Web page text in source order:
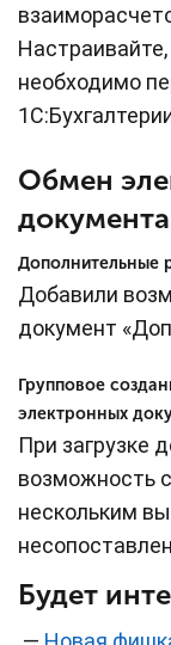
необходимо
Обмен
Дополнительные
Добавили
документ
Групповое
электронных
При загрузке
возможность
нескольким
Будет